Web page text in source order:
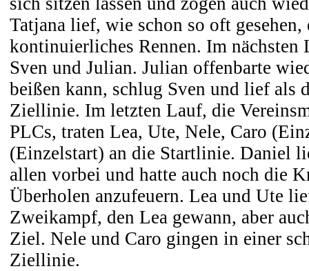
Tatjana lief, wie schon so oft gesehen,
kontinuierliches Rennen. Im
Sven und Julian. Julian offenbarte
beißen kann, schlug Sven und lief als
Ziellinie. Im letzten Lauf, die
PLCs, traten Lea, Ute, Nele, Caro
(Einzelstart) an die Startlinie. Daniel
allen vorbei und hatte auch noch die
Überholen anzufeuern. Lea und Ute
Zweikampf, den Lea gewann, aber
Ziel. Nele und Caro gingen in einer
Ziellinie.